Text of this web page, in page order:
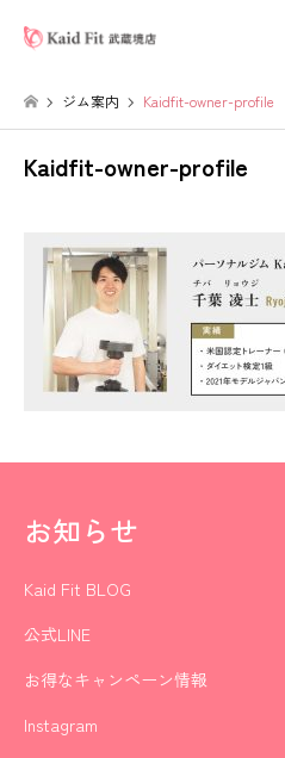
ジム案内 Kaidfit-owner-profile
Kaidfit-owner-profile
お知らせ
Kaid Fit BLOG
公式LINE
お得なキャンペーン情報
Instagram